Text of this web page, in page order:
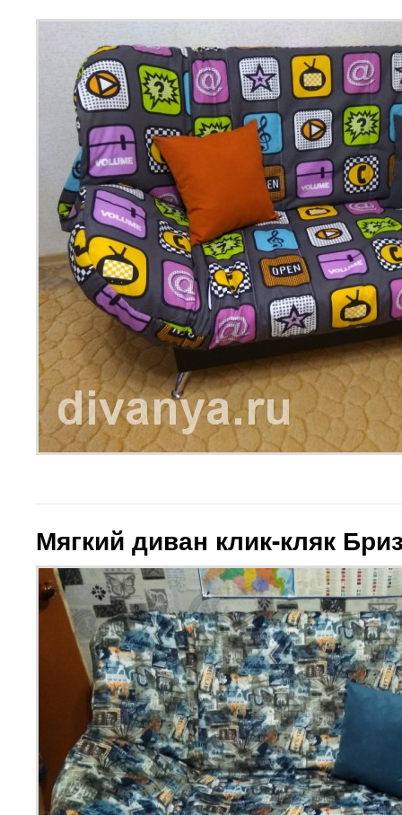
Мягкий диван клик-кляк